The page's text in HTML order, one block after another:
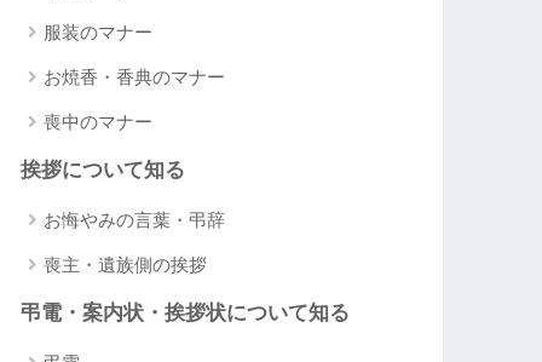
服装のマナー
お焼香・香典のマナー
喪中のマナー
挨拶について知る
お悔やみの言葉・弔辞
喪主・遺族側の挨拶
弔電・案内状・挨拶状について知る